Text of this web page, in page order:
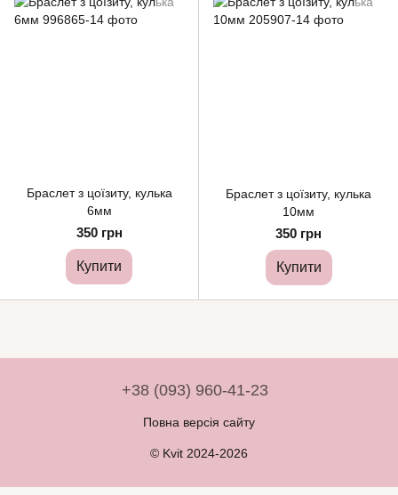
Браслет з цоїзиту, кулька
6мм
350 грн
Купити
Браслет з цоїзиту, кулька
10мм
350 грн
Купити
+38 (093) 960-41-23
Повна версія сайту
© Kvit 2024-2026